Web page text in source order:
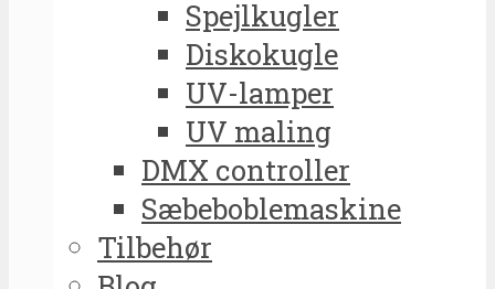
Spejlkugler
Diskokugle
UV-lamper
UV maling
DMX controller
Sæbeboblemaskine
Tilbehør